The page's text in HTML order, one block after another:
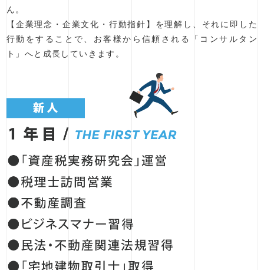
ん。
【企業理念・企業文化・行動指針】を理解し、それに即した
行動をすることで、 お客様から信頼される「コンサルタン
ト」へと成長していきます。